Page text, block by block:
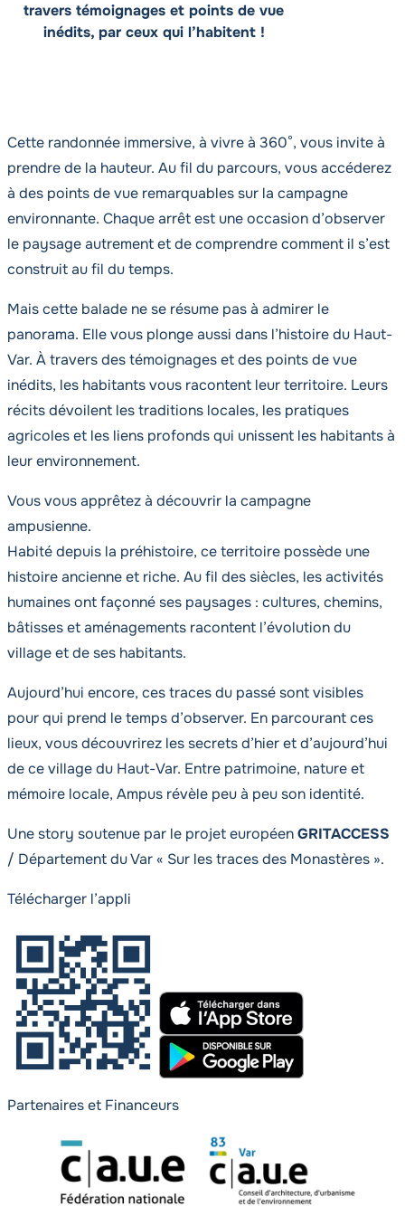
travers témoignages et points de vue
inédits, par ceux qui l’habitent !
Cette randonnée immersive, à vivre à 360°, vous invite à
prendre de la hauteur. Au fil du parcours, vous accéderez
à des points de vue remarquables sur la campagne
environnante. Chaque arrêt est une occasion d’observer
le paysage autrement et de comprendre comment il s’est
construit au fil du temps.
Mais cette balade ne se résume pas à admirer le
panorama. Elle vous plonge aussi dans l’histoire du Haut-
Var. À travers des témoignages et des points de vue
inédits, les habitants vous racontent leur territoire. Leurs
récits dévoilent les traditions locales, les pratiques
agricoles et les liens profonds qui unissent les habitants à
leur environnement.
Vous vous apprêtez à découvrir la campagne
ampusienne.
Habité depuis la préhistoire, ce territoire possède une
histoire ancienne et riche. Au fil des siècles, les activités
humaines ont façonné ses paysages : cultures, chemins,
bâtisses et aménagements racontent l’évolution du
village et de ses habitants.
Aujourd’hui encore, ces traces du passé sont visibles
pour qui prend le temps d’observer. En parcourant ces
lieux, vous découvrirez les secrets d’hier et d’aujourd’hui
de ce village du Haut-Var. Entre patrimoine, nature et
mémoire locale, Ampus révèle peu à peu son identité.
Une story soutenue par le projet européenGRITACCESS
/ Département du Var« Sur les traces des Monastères ».
Télécharger l’appli
Partenaires et Financeurs